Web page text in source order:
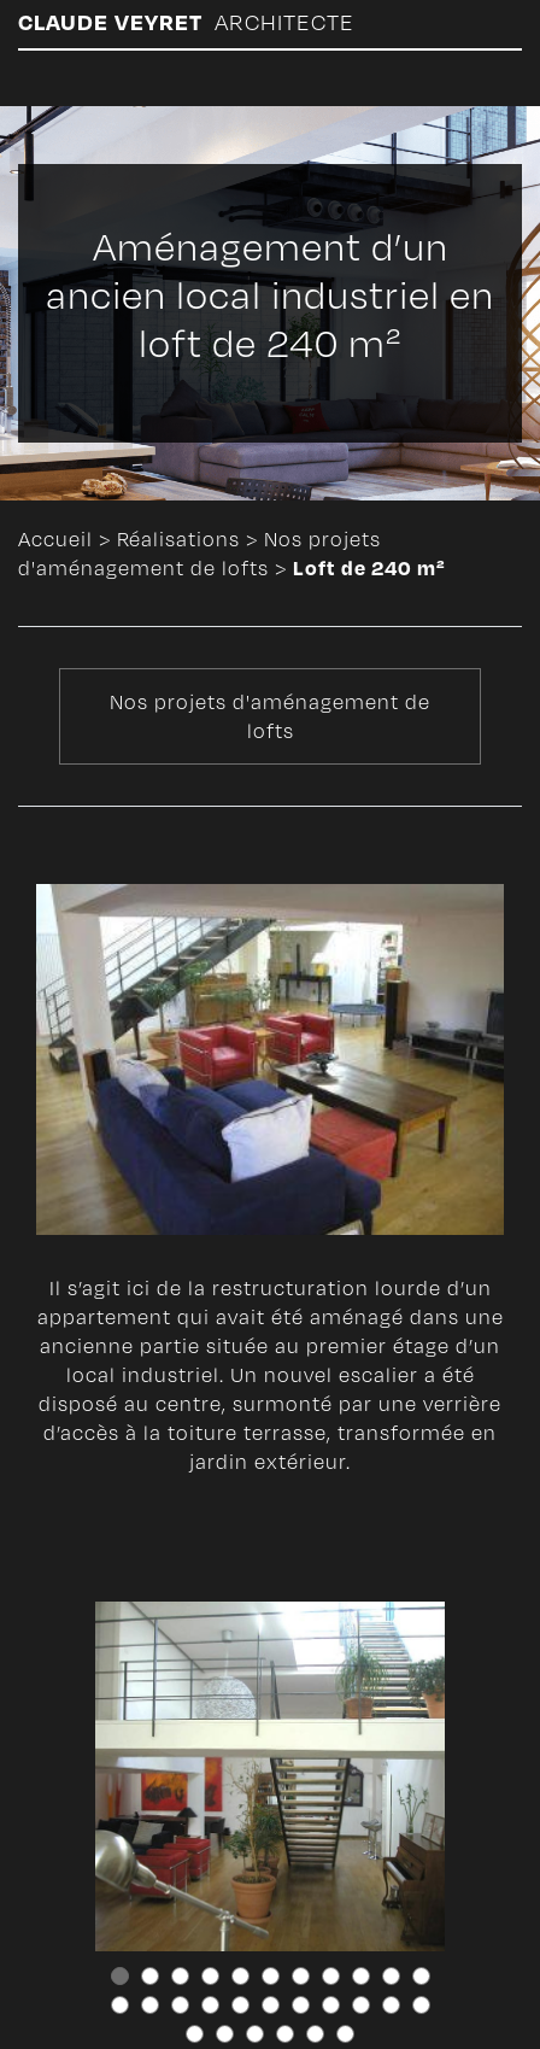
CLAUDE VEYRET ARCHITECTE
Aménagement d’un
ancien local industriel en
loft de 240 m²
Accueil > Réalisations > Nos projets
d'aménagement de lofts > Loft de 240 m²
Nos projets d'aménagement de
lofts
Il s’agit ici de la restructuration lourde d’un
appartement qui avait été aménagé dans une
ancienne partie située au premier étage d’un
local industriel. Un nouvel escalier a été
disposé au centre, surmonté par une verrière
d’accès à la toiture terrasse, transformée en
jardin extérieur.
Panneau de gestion des cookies